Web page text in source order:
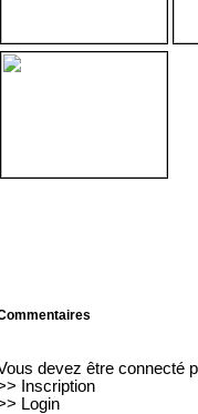
devez être connecté
Inscription
Login